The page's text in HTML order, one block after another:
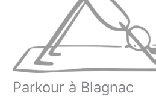
Parkour à Blagnac